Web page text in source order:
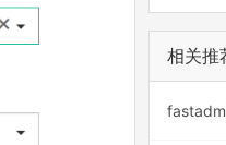
相关推